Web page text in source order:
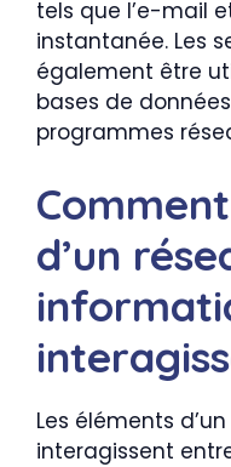
tels que l’e-mail
instantanée. Les
également être
bases de
programmes
d’un
Les éléments
interagissent